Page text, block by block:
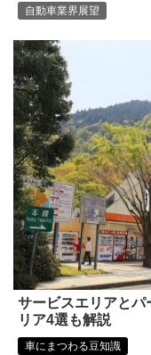
自動車業界展望
サービスエリアとパ
リア4選も解説
車にまつわる豆知識